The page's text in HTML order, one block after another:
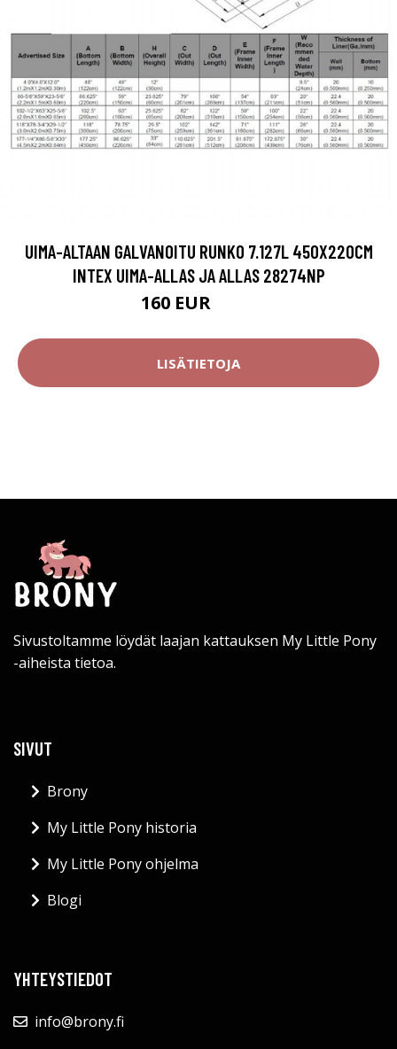
UIMA-ALTAAN GALVANOITU RUNKO 7.127L 450X220CM
INTEX UIMA-ALLAS JA ALLAS 28274NP
160 EUR
LISÄTIETOJA
Sivustoltamme löydät laajan kattauksen My Little Pony
-aiheista tietoa.
SIVUT
Brony
My Little Pony historia
My Little Pony ohjelma
Blogi
YHTEYSTIEDOT
info@brony.fi